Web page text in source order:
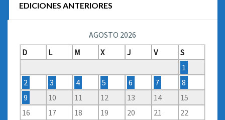
EDICIONES ANTERIORES
AGOSTO 2026
D
L M X J V
S
1
2
3 4 5 6 7
8
9
10 11 12 13 14
15
16
17 18 19 20 21
22